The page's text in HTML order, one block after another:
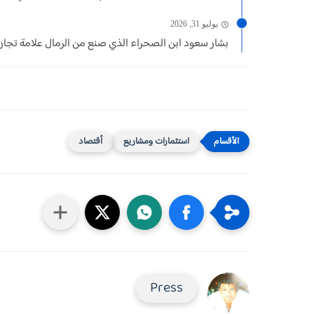
يوليو 31, 2026
بشار سعود ابن الصحراء الذي صنع من الرمال علامة
استثمارات ومشاريع أقتصاد
Press